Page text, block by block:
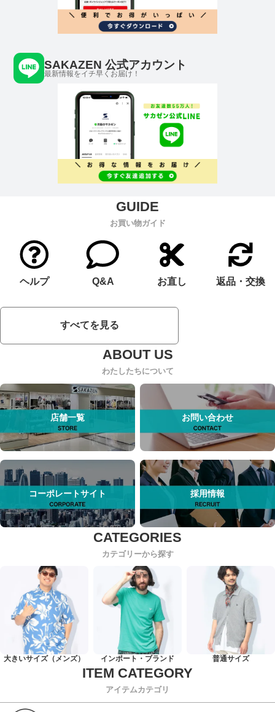
SAKAZEN 公式アカウント
最新情報をイチ早くお届け！
お買い物ガイド
ヘルプ Q&A お直し 返品・交換
すべてを見る
わたしたちについて
店舗一覧 お問い合わせ
コーポレートサイト 採用情報
カテゴリーから探す
大きいサイズ（メンズ） インポート・ブランド 普通サイズ
アイテムカテゴリ